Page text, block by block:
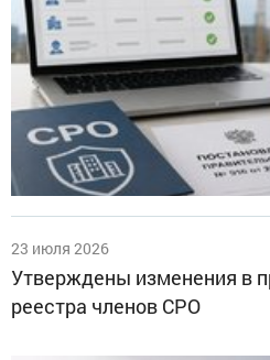
23 июля 2026
Утверждены изменения в
реестра членов СРО